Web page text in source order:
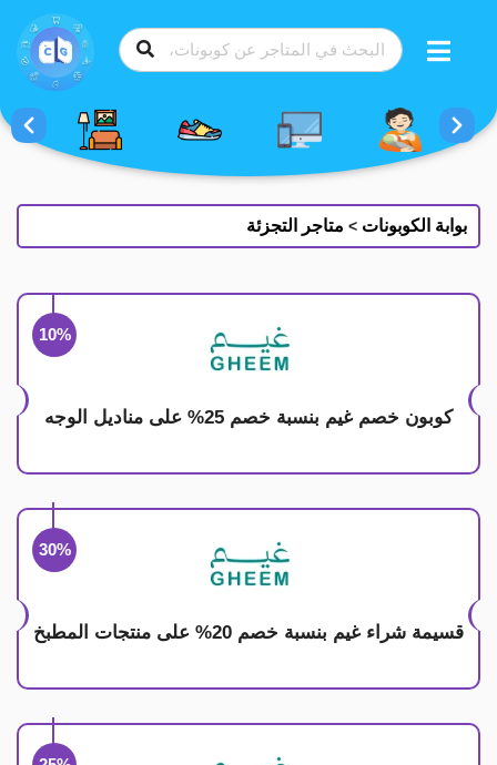
بوابة الكوبونات > متاجر التجزئة
10%
كوبون خصم غيم بنسبة خصم 25% على مناديل الوجه
30%
قسيمة شراء غيم بنسبة خصم 20% على منتجات المطبخ